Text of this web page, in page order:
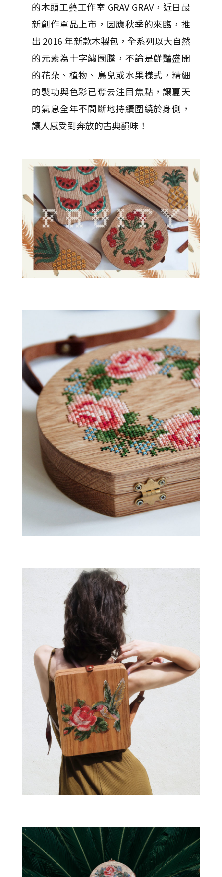
的木頭工藝工作室 GRAV GRAV，近日最
新創作單品上市，因應秋季的來臨，推
出 2016 年新款木製包，全系列以大自然
的元素為十字繡圖騰，不論是鮮豔盛開
的花朵、植物、鳥兒或水果樣式，精細
的製功與色彩已奪去注目焦點，讓夏天
的氣息全年不間斷地持續圍繞於身側，
讓人感受到奔放的古典韻味！